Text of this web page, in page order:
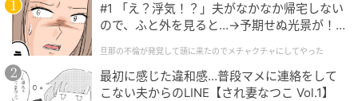
ねぎみそに梅肉を合わせた特製だれが、蒸し鶏と野菜
をまとめる味の決め手。さっぱりとした後味で、初夏
におすすめの一品です。
#1 「え？浮気！？」夫がなかなか帰宅しない
ので、ふと外を見ると…→予期せぬ光景が！
クチャにしてやった
旦那の不倫が発覚して頭に来たのでメチャクチャにしてやった
最初に感じた違和感…普段マメに連絡をして
こない夫からのLINE【され妻なつこ Vol.1】